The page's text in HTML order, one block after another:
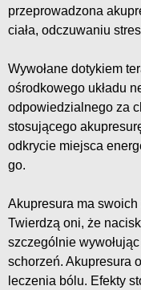
przeprowadzona
ciała, odczuwaniu
Wywołane dotykiem
ośrodkowego układu
odpowiedzialnego za
stosującego
odkrycie miejsca
go.
Akupresura ma
Twierdzą oni, że
szczególnie
schorzeń. Akupresura
leczenia bólu. Efekty